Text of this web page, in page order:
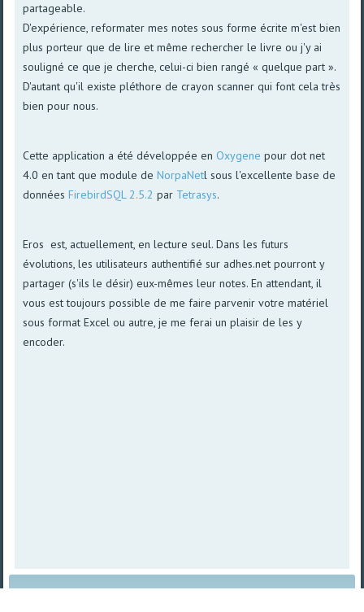
partageable.
D'expérience, reformater mes notes sous forme écrite m'est bien
plus porteur que de lire et même rechercher le livre ou j'y ai
souligné ce que je cherche, celui-ci bien rangé « quelque part ».
D'autant qu'il existe pléthore de crayon scanner qui font cela très
bien pour nous.
Cette application a été développée en Oxygene pour dot net
4.0 en tant que module deNorpaNetl sous l'excellente base de
donnéesFirebirdSQL 2.5.2 par Tetrasys.
Eros est, actuellement, en lecture seul. Dans les futurs
évolutions, les utilisateurs authentifié sur adhes.net pourront y
partager (s'ils le désir) eux-mêmes leur notes. En attendant, il
vous est toujours possible de me faire parvenir votre matériel
sous format Excel ou autre, je me ferai un plaisir de les y
encoder.